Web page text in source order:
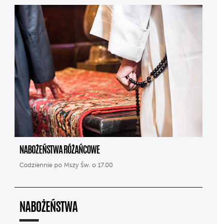
NABOŻEŃSTWA RÓŻAŃCOWE
Codziennie po Mszy Św. o 17.00
NABOŻEŃSTWA